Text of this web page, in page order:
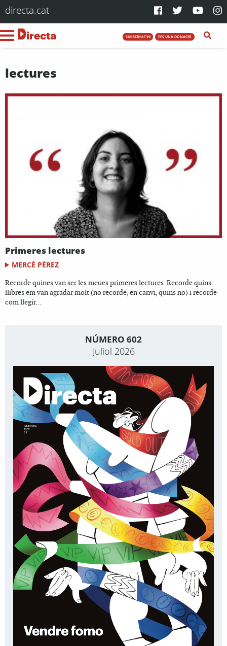
directa.cat
SUBSCRIU-T'HI FES UNA DONACIÓ
lectures
Primeres lectures
MERCÈ PÉREZ
Recorde quines van ser les meues primeres lectures. Recorde quins
llibres em van agradar molt (no recorde, en canvi, quins no) i recorde
com llegir...
NÚMERO 602
Juliol 2026